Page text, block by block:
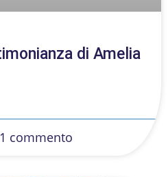
di Amelia
1 commento